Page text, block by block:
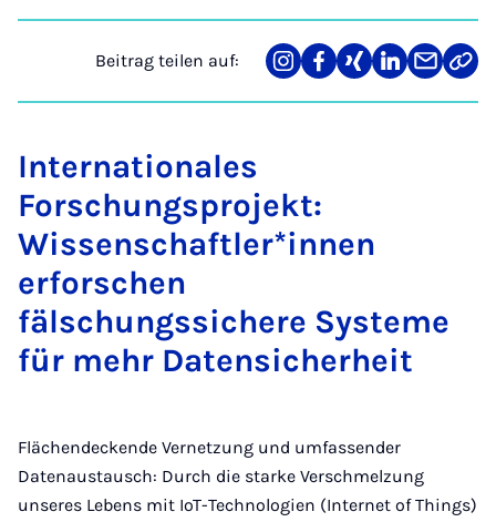
Beitrag teilen auf:
Teilen
auf
Teilen
auf
Teilen
auf
Teilen
auf
Teilen
über
Link
Internationales
Forschungsprojekt:
Wissenschaftler*innen
erforschen
fälschungssichere Systeme
für mehr Datensicherheit
Flächendeckende Vernetzung und umfassender
Datenaustausch: Durch die starke Verschmelzung
unseres Lebens mit IoT-Technologien (Internet of Things)